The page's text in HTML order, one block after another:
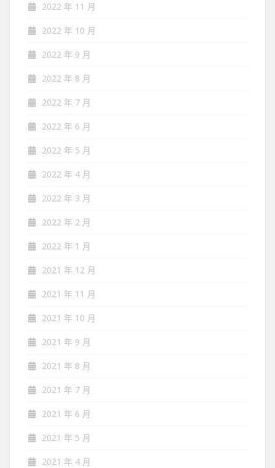
2022 年 11 月
2022 年 10 月
2022 年 9 月
2022 年 8 月
2022 年 7 月
2022 年 6 月
2022 年 5 月
2022 年 4 月
2022 年 3 月
2022 年 2 月
2022 年 1 月
2021 年 12 月
2021 年 11 月
2021 年 10 月
2021 年 9 月
2021 年 8 月
2021 年 7 月
2021 年 6 月
2021 年 5 月
2021 年 4 月